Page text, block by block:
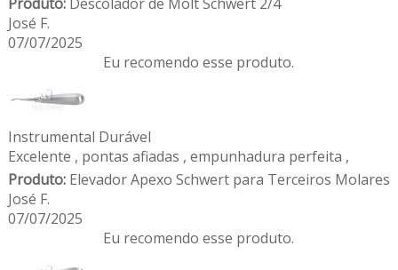
José F.
07/07/2025
Eu recomendo esse produto.
Instrumental Durável
Excelente , pontas afiadas , empunhadura perfeita ,
Produto:Elevador Apexo Schwert para Terceiros Molares
José F.
07/07/2025
Eu recomendo esse produto.